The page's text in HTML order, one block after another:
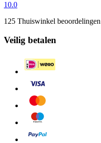
10.0
125 Thuiswinkel beoordelingen
Veilig betalen